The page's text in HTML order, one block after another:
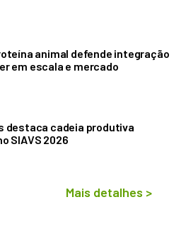
animal defende integração
em escala e mercado
destaca cadeia produtiva
SIAVS 2026
Mais detalhes >